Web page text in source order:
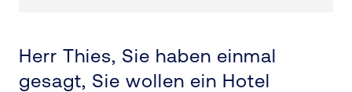
Herr Thies, Sie haben einmal
gesagt, Sie wollen ein Hotel